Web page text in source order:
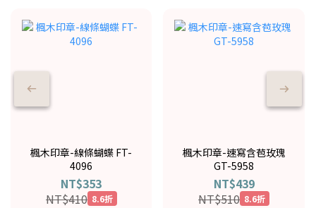
楓木印章-線條蝴蝶 FT-
4096
NT$353
NT$410 8.6折
楓木印章-速寫含苞玫瑰
GT-5958
NT$439
NT$510 8.6折